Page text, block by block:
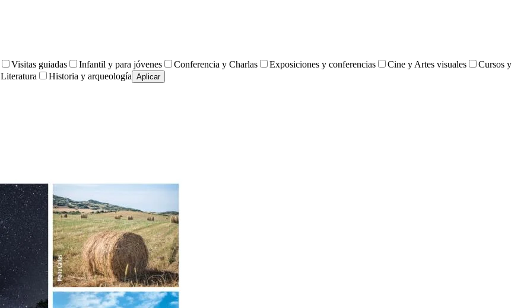
Visitas guiadas Infantil y para jóvenes Conferencia y Charlas Exposiciones y conferencias Cine y Artes visuales
Cursos y
Literatura Historia y arqueología Aplicar